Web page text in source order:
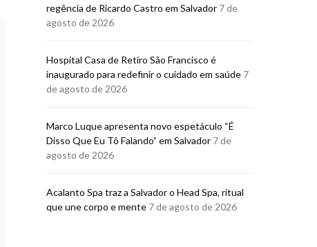
regência de Ricardo Castro em Salvador 7 de
agosto de 2026
Hospital Casa de Retiro São Francisco é
inaugurado para redefinir o cuidado em saúde 7
de agosto de 2026
Marco Luque apresenta novo espetáculo “É
Disso Que Eu Tô Falando” em Salvador 7 de
agosto de 2026
Acalanto Spa traz a Salvador o Head Spa, ritual
que une corpo e mente 7 de agosto de 2026